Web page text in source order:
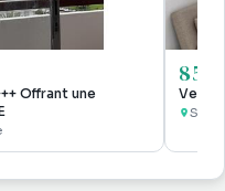
Offrant une
85
Vente